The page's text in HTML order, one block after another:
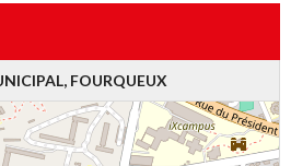
FOURQUEUX